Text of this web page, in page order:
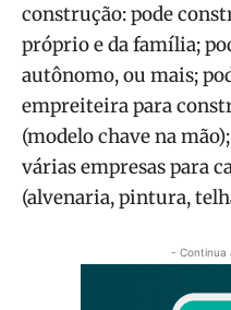
construção: pode
próprio e da família;
autônomo, ou mais;
empreiteira para
(modelo chave na
várias empresas para
(alvenaria, pintura,
- Continua